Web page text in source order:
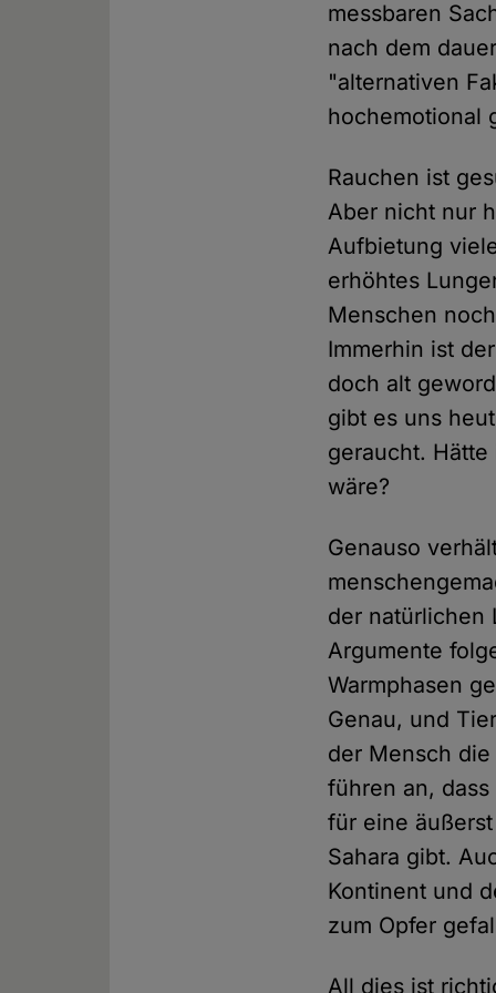
messbaren
nach dem
"alternativen
hochemotional
Rauchen ist
Aber nicht nur
Aufbietung
erhöhtes
Menschen
Immerhin ist
doch alt
gibt es uns
geraucht.
wäre?
Genauso
der natürlichen
Argumente
Warmphasen
Genau, und
der Mensch
führen an,
für eine
Sahara gibt.
Kontinent und
zum Opfer
All dies ist